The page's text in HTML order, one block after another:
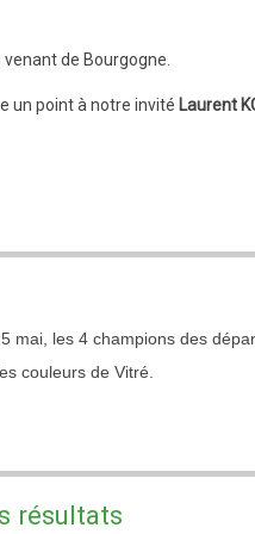
de Bourgogne.
un point à notre invité Laurent
les 4 champions des
couleurs de Vitré.
résultats